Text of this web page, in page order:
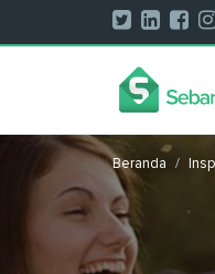
Beranda